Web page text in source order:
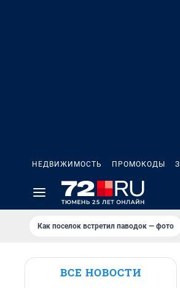
НЕДВИЖИМОСТЬ ПРОМОКОДЫ
Как поселок встретил паводок — фото
ВСЕ НОВОСТИ